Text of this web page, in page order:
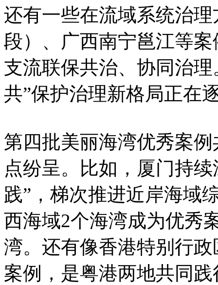
还有一些在流域系统治
段）、广西南宁邕江等
支流联保共治、协同治
共”保护治理新格局正在
第四批美丽海湾优秀案
点纷呈。比如，厦门持
践”，梯次推进近岸海域
西海域2个海湾成为优秀
湾。还有像香港特别行
案例，是粤港两地共同